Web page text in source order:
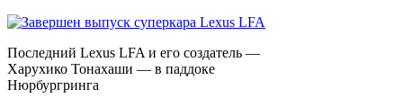
Последний Lexus LFA и его создатель —
Харухико Тонахаши — в паддоке
Нюрбургринга